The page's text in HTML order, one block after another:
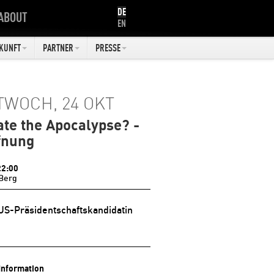
DE
EN
PARTNER PRESSE
24 OKT
the Apocalypse? -
Präsidentschaftskandidatin